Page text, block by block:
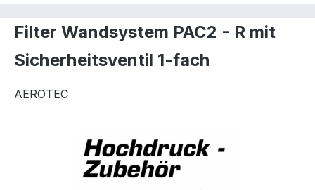
Filter Wandsystem PAC2 - R mit
Sicherheitsventil 1-fach
AEROTEC
Bildergalerie überspringen